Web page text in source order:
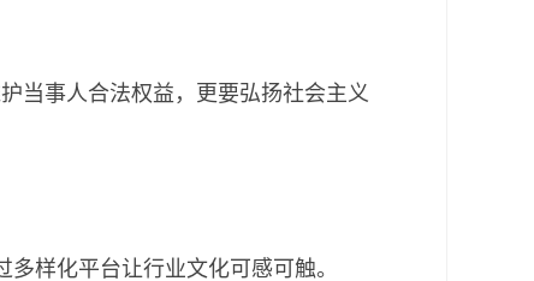
当事人合法权益，更要弘扬社会主义
样化平台让行业文化可感可触。